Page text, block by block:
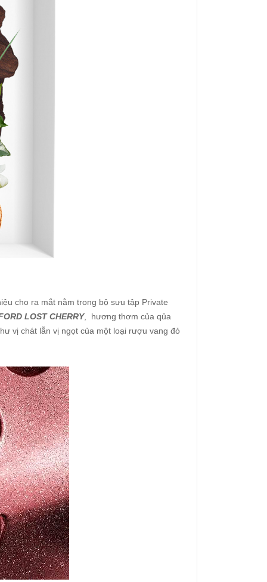
cho ra mắt nằm trong bộ sưu tập Private
LOST CHERRY, hương thơm của qủa
vị chát lẫn vị ngọt của một loại rượu vang đỏ